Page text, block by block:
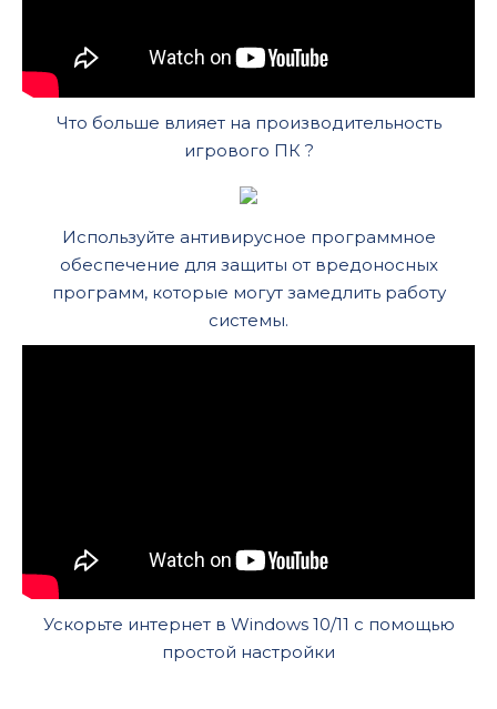
Что больше влияет на производительность
игрового ПК ?
Используйте антивирусное программное
обеспечение для защиты от вредоносных
программ, которые могут замедлить работу
системы.
Ускорьте интернет в Windows 10/11 с помощью
простой настройки